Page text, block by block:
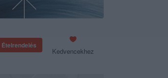
Ételrendelés
Kedvencekhez